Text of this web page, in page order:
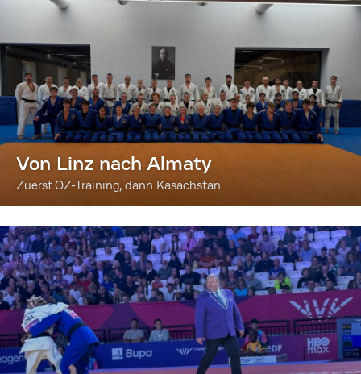
Von Linz nach Almaty
Zuerst OZ-Training, dann Kasachstan